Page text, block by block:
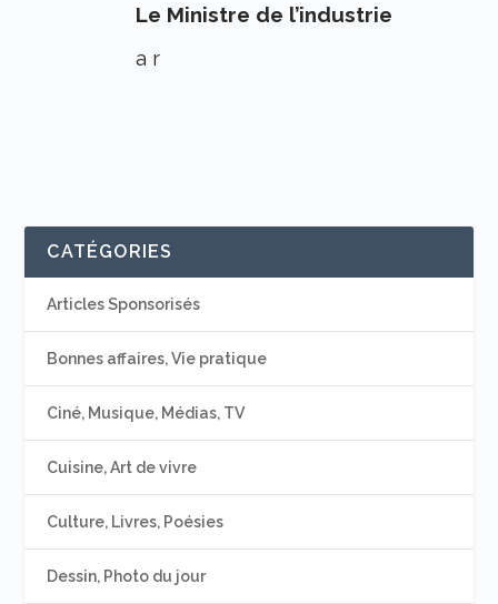
Le Ministre de l’industrie
a r
CATÉGORIES
Articles Sponsorisés
Bonnes affaires, Vie pratique
Ciné, Musique, Médias, TV
Cuisine, Art de vivre
Culture, Livres, Poésies
Dessin, Photo du jour